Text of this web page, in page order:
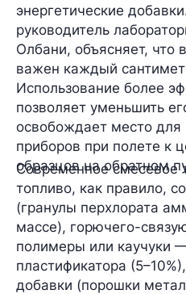
энергетические
руководитель
Олбани, объясняет, что
важен каждый
Использование более
позволяет уменьшить
освобождает место для
приборов при полете к
образцов на обратном
Современное смесевое
топливо, как правило,
(гранулы перхлората
массе), горючего-
полимеры или каучуки
пластификатора
добавки (порошки